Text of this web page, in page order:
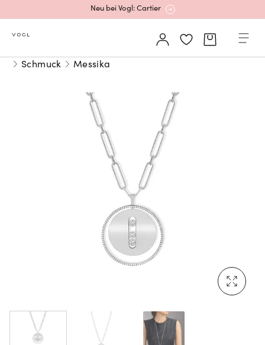
Neu bei Vogl: Cartier
Mehr erfahren: Ikonische Uhren von Cartier
Rolex Certified Pre-Owned entdecken
Neu bei Vogl: Uhren von Grand Seiko
Neu bei Vogl: Cartier
Rolex Certified Pre-Owned entdecken
Schmuck Messika